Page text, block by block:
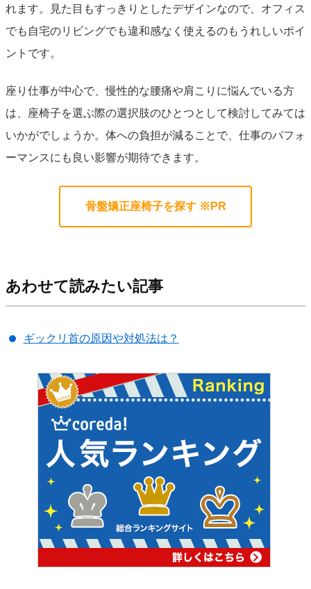
れます。見た目もすっきりとしたデザインなので、オフィス
でも自宅のリビングでも違和感なく使えるのもうれしいポイ
ントです。
座り仕事が中心で、慢性的な腰痛や肩こりに悩んでいる方
は、座椅子を選ぶ際の選択肢のひとつとして検討してみては
いかがでしょうか。体への負担が減ることで、仕事のパフォ
ーマンスにも良い影響が期待できます。
骨盤矯正座椅子を探す ※PR
あわせて読みたい記事
ギックリ首の原因や対処法は？